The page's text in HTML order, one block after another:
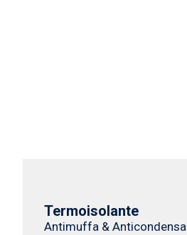
Termoisolante
Antimuffa & Anticondensa